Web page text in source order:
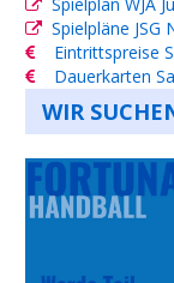
Spielplan WJA
Spielpläne
Eintrittspreise
Dauerkarten
WIR